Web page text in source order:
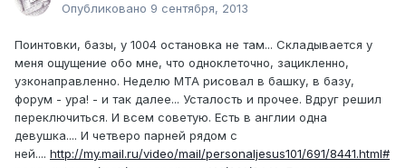
Опубликовано 9 сентября, 2013
Поинтовки, базы, у 1004 остановка не там... Складывается у
меня ощущение обо мне, что одноклеточно, зацикленно,
узконаправленно. Неделю МТА рисовал в башку, в базу,
форум - ура! - и так далее... Усталость и прочее. Вдруг решил
переключиться. И всем советую. Есть в англии одна
девушка.... И четверо парней рядом с
ней.... http://my.mail.ru/video/mail/personaljesus101/691/8441.html#